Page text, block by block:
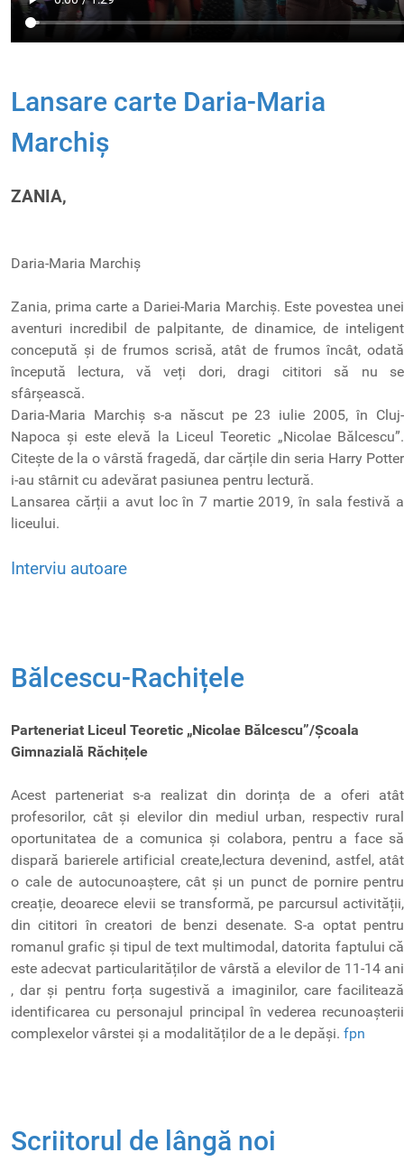
Lansare carte Daria-Maria
Marchiș
ZANIA,
Daria-Maria Marchiș
Zania, prima carte a Dariei-Maria Marchiș. Este povestea unei
aventuri incredibil de palpitante, de dinamice, de inteligent
concepută și de frumos scrisă, atât de frumos încât, odată
începută lectura, vă veți dori, dragi cititori să nu se
sfârșească.
Daria-Maria Marchiș s-a născut pe 23 iulie 2005, în Cluj-
Napoca și este elevă la Liceul Teoretic „Nicolae Bălcescu”.
Citește de la o vârstă fragedă, dar cărțile din seria Harry Potter
i-au stârnit cu adevărat pasiunea pentru lectură.
Lansarea cărții a avut loc în 7 martie 2019, în sala festivă a
liceului.
Interviu autoare
Bălcescu-Rachițele
Parteneriat Liceul Teoretic „Nicolae Bălcescu”/Școala
Gimnazială Răchițele
Acest parteneriat s-a realizat din dorința de a oferi atât
profesorilor, cât și elevilor din mediul urban, respectiv rural
oportunitatea de a comunica și colabora, pentru a face să
dispară barierele artificial create,lectura devenind, astfel, atât
o cale de autocunoaștere, cât și un punct de pornire pentru
creație, deoarece elevii se transformă, pe parcursul activității,
din cititori în creatori de benzi desenate. S-a optat pentru
romanul grafic și tipul de text multimodal, datorita faptului că
este adecvat particularităților de vârstă a elevilor de 11-14 ani
, dar și pentru forța sugestivă a imaginilor, care facilitează
identificarea cu personajul principal în vederea recunoașterii
complexelor vârstei și a modalităților de a le depăși. fpn
Scriitorul de lângă noi